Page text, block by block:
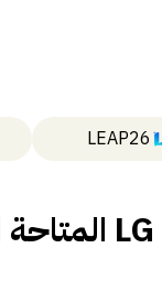
LEAP26